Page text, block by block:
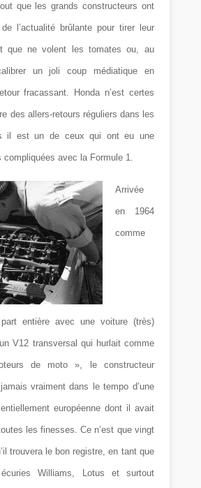
que les grands constructeurs ont
de l’actualité brûlante pour tirer leur
que ne volent les tomates ou, au
un joli coup médiatique en
fracassant. Honda n’est certes
des allers-retours réguliers dans les
il est un de ceux qui ont eu une
avec la Formule 1.
Arrivée
en 1964
comme
entière avec une voiture (très)
V12 transversal qui hurlait comme
de moto », le constructeur
vraiment dans le tempo d’une
européenne dont il avait
les finesses. Ce n’est que vingt
trouvera le bon registre, en tant que
Williams, Lotus et surtout